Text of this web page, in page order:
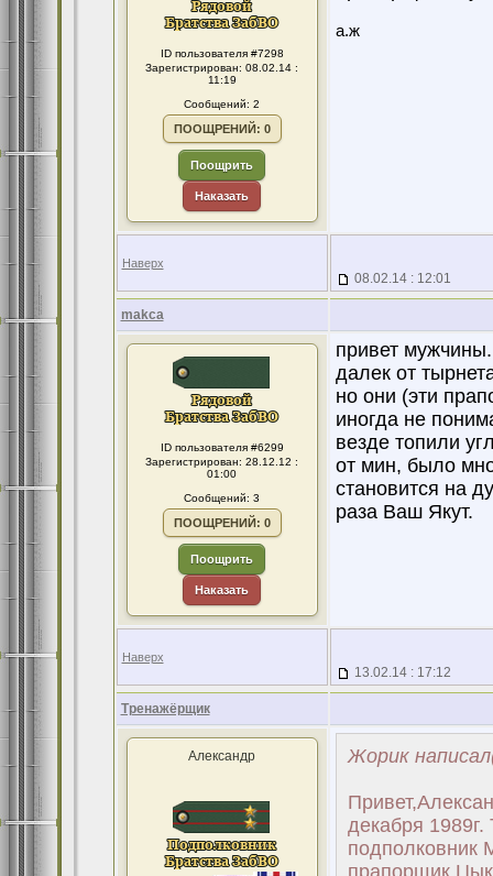
ID пользователя #7298
Зарегистрирован: 08.02.14 :
11:19
Сообщений: 2
ПООЩРЕНИЙ: 0
Поощрить
Наказать
а.ж
Наверх
08.02.14 : 12:01
makca
ID пользователя #6299
Зарегистрирован: 28.12.12 :
01:00
Сообщений: 3
ПООЩРЕНИЙ: 0
Поощрить
Наказать
привет
далек от
но они (эти
иногда не
везде топили
от мин, было
становится на
раза Ваш Якут.
Наверх
13.02.14 : 17:12
Тренажёрщик
Александр Жорик
декабря
подполковник
прапорщик